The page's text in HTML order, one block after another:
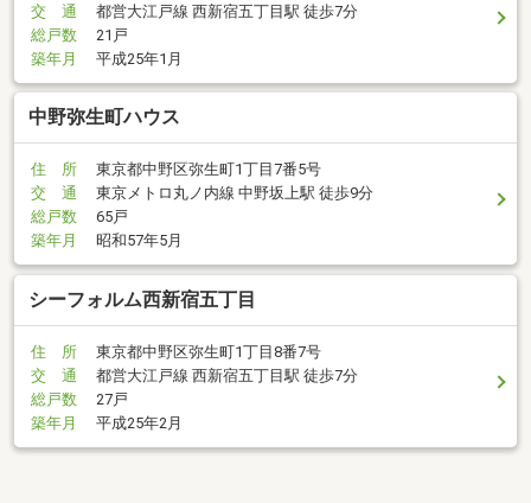
交 通
都営大江戸線 西新宿五丁目駅 徒歩7分
総戸数
21戸
築年月
平成25年1月
中野弥生町ハウス
住 所
東京都中野区弥生町1丁目7番5号
交 通
東京メトロ丸ノ内線 中野坂上駅 徒歩9分
総戸数
65戸
築年月
昭和57年5月
シーフォルム西新宿五丁目
住 所
東京都中野区弥生町1丁目8番7号
交 通
都営大江戸線 西新宿五丁目駅 徒歩7分
総戸数
27戸
築年月
平成25年2月